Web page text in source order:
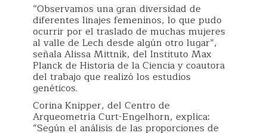
“Observamos una gran diversidad de
diferentes linajes femeninos, lo que pudo
ocurrir por el traslado de muchas mujeres
al valle de Lech desde algún otro lugar”,
señala Alissa Mittnik, del Instituto Max
Planck de Historia de la Ciencia y coautora
del trabajo que realizó los estudios
genéticos.
Corina Knipper, del Centro de
Arqueometría Curt-Engelhorn, explica:
“Según el análisis de las proporciones de